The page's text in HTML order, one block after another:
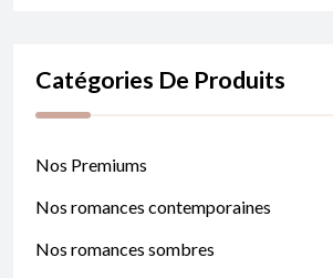
Catégories De Produits
Nos Premiums
Nos romances contemporaines
Nos romances sombres